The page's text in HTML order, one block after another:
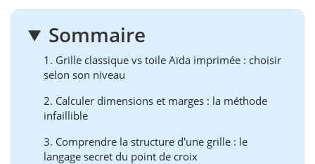
Sommaire
1. Grille classique vs toile Aïda imprimée : choisir
selon son niveau
2. Calculer dimensions et marges : la méthode
infaillible
3. Comprendre la structure d'une grille : le
langage secret du point de croix